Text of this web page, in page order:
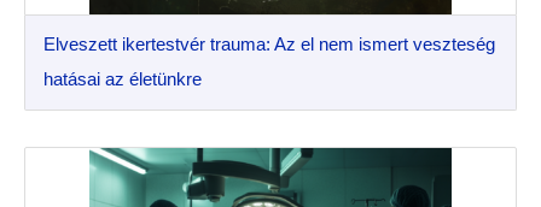
Elveszett ikertestvér trauma: Az el nem ismert veszteség
hatásai az életünkre